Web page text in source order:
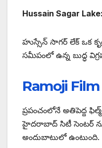
Hussain Sagar Lake:
హుస్సేన్ సాగర్ లేక్ ఒక
సమీపంలో ఉన్న బుద్ధ
Ramoji
ప్రపంచంలోనే అతిపెద్ద
హైదరాబాద్ సిటీ సెంటర్
అందుబాటులో ఉంటుంది.